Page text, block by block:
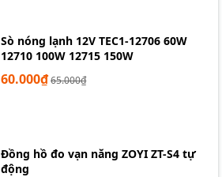
Sò nóng lạnh 12V TEC1-12706 60W
12710 100W 12715 150W
60.000₫65.000₫
Đồng hồ đo vạn năng ZOYI ZT-S4 tự
động